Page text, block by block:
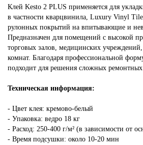
Клей Kesto 2 PLUS применяется для
в частности кварцвинила, Luxury Vinyl
рулонных покрытий на впитывающие и
Предназначен для помещений с высокой
торговых залов, медицинских
комнат. Благодаря профессиональной
подходит для решения сложных ремонтных
Техническая информация:
- Цвет клея: кремово-белый
- Упаковка: ведро 18 кг
- Расход: 250-400 г/м² (в зависимости от
- Время подсушки: около 10-20 мин